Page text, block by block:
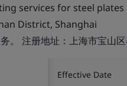
services for steel
District, Shanghai
。 注册地址：上海市宝山
Effective Date